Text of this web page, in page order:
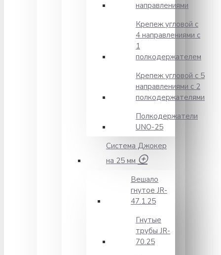
направлениями
Крепеж угловой с
4 направлениями с
1
полкодержателем
Крепеж угловой с 5
направлениями с 2
полкодержателями
Полкодержатели
UNO-25
Система Джокер
на 25 мм
Вешало
гнутое JR-
47.1.25
Гнутые
трубы JR-
70.25